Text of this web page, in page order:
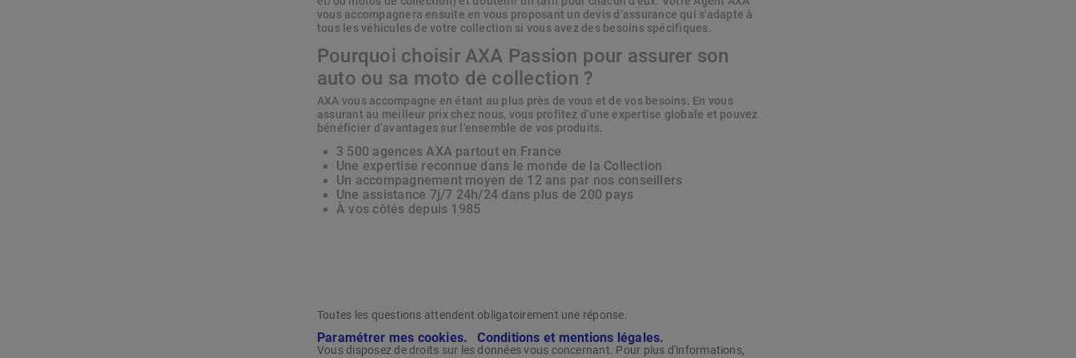
vous accompagnera ensuite en vous proposant un devis d’assurance qui s'adapte à
tous les véhicules de votre collection si vous avez des besoins spécifiques.
Pourquoi choisir AXA Passion pour assurer son
auto ou sa moto de collection ?
AXA vous accompagne en étant au plus près de vous et de vos besoins. En vous
assurant au meilleur prix chez nous, vous profitez d’une expertise globale et pouvez
bénéficier d’avantages sur l'ensemble de vos produits.
3 500 agences AXA partout en France
Une expertise reconnue dans le monde de la Collection
Un accompagnement moyen de 12 ans par nos conseillers
Une assistance 7j/7 24h/24 dans plus de 200 pays
À vos côtés depuis 1985
Toutes les questions attendent obligatoirement une réponse.
Paramétrer mes cookies. Conditions et mentions légales.
Vous disposez de droits sur les données vous concernant. Pour plus d'informations,